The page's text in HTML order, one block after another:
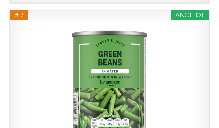
ANGEBOT
# 2